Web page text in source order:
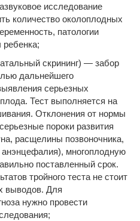
исследование
количество околоплодных
патологии
ребенка;
скрининг) — забор
дальнейшего
серьезных
Тест выполняется на
Отклонения от нормы
пороки развития
расщелины позвоночника,
анэнцефалия), многоплодную
поставленный срок.
тройного теста не стоит
выводов. Для
нужно провести